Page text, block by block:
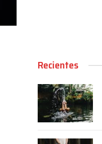
Recientes